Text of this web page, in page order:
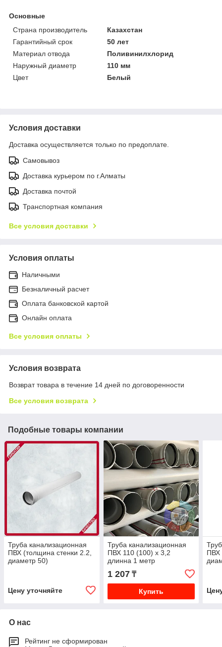
Основные
Страна производитель
Казахстан
Гарантийный срок
50 лет
Материал отвода
Поливинилхлорид
Наружный диаметр
110 мм
Цвет
Белый
Условия доставки
Доставка осуществляется только по предоплате.
Самовывоз
Доставка курьером по г.Алматы
Доставка почтой
Транспортная компания
Все условия доставки
Условия оплаты
Наличными
Безналичный расчет
Оплата банковской картой
Онлайн оплата
Все условия оплаты
Условия возврата
Возврат товара в течение 14 дней по договоренности
Все условия возврата
Подобные товары компании
Труба канализационная
ПВХ (толщина стенки 2.2,
диаметр 50)
Цену уточняйте
Труба канализационная
ПВХ 110 (100) х 3,2
длинна 1 метр
1 207₸
Купить
ПВХ
О нас
Рейтинг не сформирован